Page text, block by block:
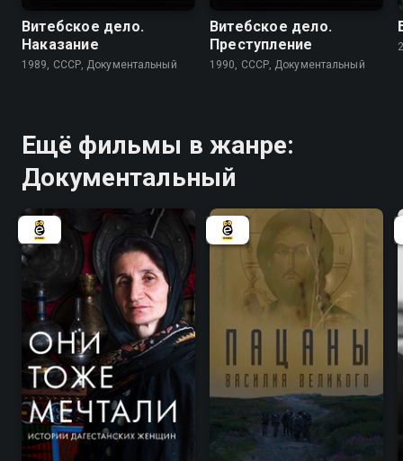
Витебское дело.
Наказание
1989, СССР, Документальный
Витебское дело.
Преступление
1990, СССР, Документальный
Ещё фильмы в жанре:
Документальный
8.1